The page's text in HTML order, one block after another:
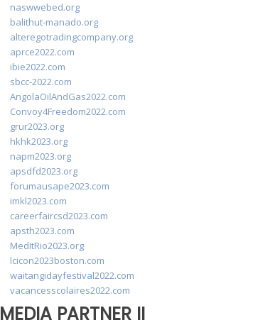
naswwebed.org
balithut-manado.org
alteregotradingcompany.org
aprce2022.com
ibie2022.com
sbcc-2022.com
AngolaOilAndGas2022.com
Convoy4Freedom2022.com
grur2023.org
hkhk2023.org
napm2023.org
apsdfd2023.org
forumausape2023.com
imkl2023.com
careerfaircsd2023.com
apsth2023.com
MedItRio2023.org
lcicon2023boston.com
waitangidayfestival2022.com
vacancesscolaires2022.com
MEDIA PARTNER II